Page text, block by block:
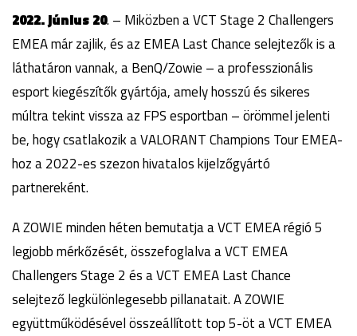
2022. június 20. – Miközben a VCT Stage 2 Challengers
EMEA már zajlik, és az EMEA Last Chance selejtezők is a
láthatáron vannak, a BenQ/Zowie – a professzionális
esport kiegészítők gyártója, amely hosszú és sikeres
múltra tekint vissza az FPS esportban – örömmel jelenti
be, hogy csatlakozik a VALORANT Champions Tour EMEA-
hoz a 2022-es szezon hivatalos kijelzőgyártó
partnereként.
A ZOWIE minden héten bemutatja a VCT EMEA régió 5
legjobb mérkőzését, összefoglalva a VCT EMEA
Challengers Stage 2 és a VCT EMEA Last Chance
selejtező legkülönlegesebb pillanatait. A ZOWIE
együttműködésével összeállított top 5-öt a VCT EMEA